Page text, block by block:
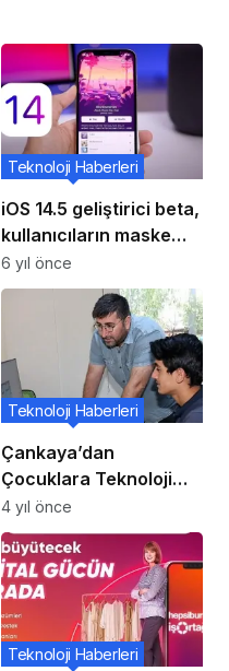
iOS 14.5 geliştirici beta,
kullanıcıların maske
takarken iPhone’larını
Face ID ile açmalarına
izin veriyor
Teknoloji Haberleri
6 yıl önce
Çankaya’dan
Çocuklara Teknoloji
Öğrenme Fırsatı
Teknoloji Haberleri
4 yıl önce
Teknoloji Haberleri